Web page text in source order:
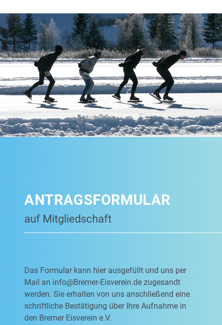
ANTRAGSFORMULAR
auf Mitgliedschaft
Das Formular kann hier ausgefüllt und uns per
Mail an info@Bremer-Eisverein.de zugesandt
werden. Sie erhalten von uns anschließend eine
schriftliche Bestätigung über Ihre Aufnahme in
den Bremer Eisverein e.V.